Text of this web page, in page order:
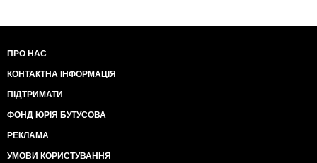
ПРО НАС
КОНТАКТНА ІНФОРМАЦІЯ
ПІДТРИМАТИ
ФОНД ЮРІЯ БУТУСОВА
РЕКЛАМА
УМОВИ КОРИСТУВАННЯ